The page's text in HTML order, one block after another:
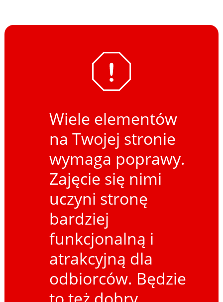
Wiele elementów
na Twojej stronie
wymaga poprawy.
Zajęcie się nimi
uczyni stronę
bardziej
funkcjonalną i
atrakcyjną dla
odbiorców. Będzie